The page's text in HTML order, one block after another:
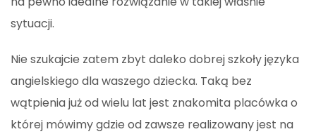
sytuacji.
Nie szukajcie zatem zbyt daleko dobrej szkoły języka
angielskiego dla waszego dziecka. Taką bez
wątpienia już od wielu lat jest znakomita placówka o
której mówimy gdzie od zawsze realizowany jest na